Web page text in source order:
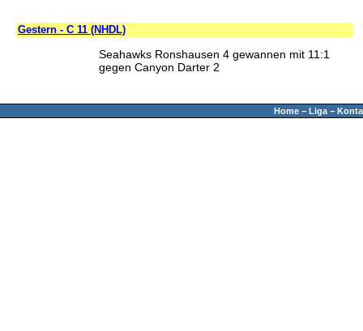
Gestern - C 11 (NHDL)
Seahawks Ronshausen 4 gewannen mit 11:1
gegen Canyon Darter 2
Home − Liga −